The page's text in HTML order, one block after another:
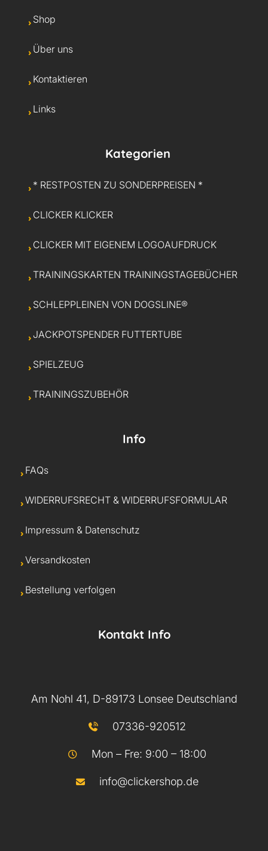
Shop
Über uns
Kontaktieren
Links
Kategorien
* RESTPOSTEN ZU SONDERPREISEN *
CLICKER KLICKER
CLICKER MIT EIGENEM LOGOAUFDRUCK
TRAININGSKARTEN TRAININGSTAGEBÜCHER
SCHLEPPLEINEN VON DOGSLINE®
JACKPOTSPENDER FUTTERTUBE
SPIELZEUG
TRAININGSZUBEHÖR
Info
FAQs
WIDERRUFSRECHT & WIDERRUFSFORMULAR
Impressum & Datenschutz
Versandkosten
Bestellung verfolgen
Kontakt Info
Am Nohl 41, D-89173 Lonsee Deutschland
07336-920512
Mon – Fre: 9:00 – 18:00
info@clickershop.de